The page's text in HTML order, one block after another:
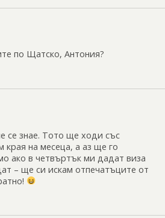
по Щатско, Антония?
се знае. Тото ще ходи със
края на месеца, а аз ще го
ако в четвъртък ми дадат виза
– ще си искам отпечатъците от